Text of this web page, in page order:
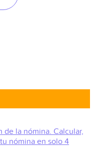
de la nómina. Calcular,
nómina en solo 4